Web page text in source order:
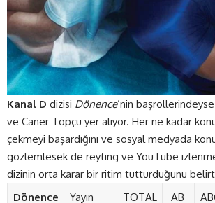
Kanal D dizisi Dönence’nin
ve Caner Topçu yer alıyor. Her ne kadar
çekmeyi başardığını ve sosyal medyada
gözlemlesek de reyting ve YouTube
dizinin orta karar bir ritim tutturduğunu
Dönence
Yayın
TOTAL AB